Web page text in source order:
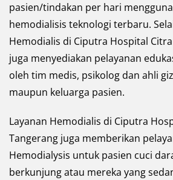
pasien/tindakan per hari
hemodialisis teknologi terbaru.
Hemodialis di Ciputra Hospital
juga menyediakan pelayanan
oleh tim medis, psikolog dan ahli
maupun keluarga pasien.
Layanan Hemodialis di Ciputra
Tangerang juga memberikan
Hemodialysis untuk pasien cuci
berkunjung atau mereka yang